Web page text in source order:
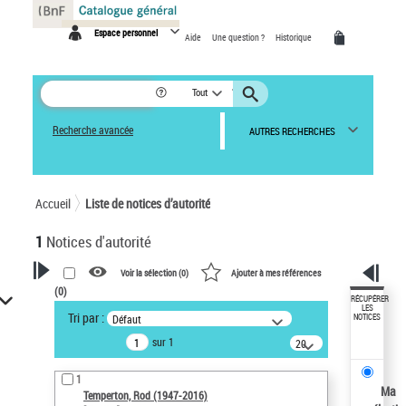
Espace personnel Aide Une question ? Historique
Tout
Recherche avancée AUTRES RECHERCHES
Accueil Liste de notices d’autorité
1 Notices d'autorité
VOTRE RECHERCHE
Recherche avancée dans les
notices d’autorité
Œuvres liées à l'auteur :
Temperton, Rod (1947-2016)
Voir la sélection (0) Ajouter à mes références
(0)
Tri par : Défaut
sur 1
20
résultats/page
1
Temperton, Rod (1947-2016)
RÉCUPÉRER
LES
NOTICES
Ma
Panneau de gestion des cookies